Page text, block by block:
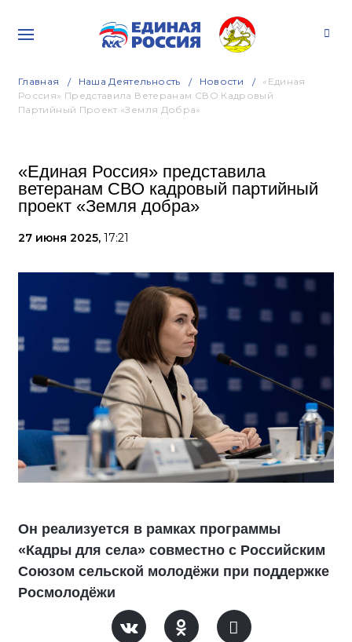
Главная Наша Деятельность Новости
«Единая
Россия» Представила Ветеранам СВО Кадровый
Партийный Проект «Земля Добра»
«Единая Россия» представила
ветеранам СВО кадровый партийный
проект «Земля добра»
27 июня 2025, 17:21
Он реализуется в рамках программы
«Кадры для села» совместно с Российским
Союзом сельской молодёжи при поддержке
Росмолодёжи